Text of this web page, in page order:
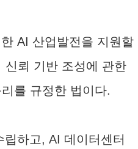
AI 산업발전을 지원할
신뢰 기반 조성에 관한
를 규정한 법이다.
하고, AI 데이터센터